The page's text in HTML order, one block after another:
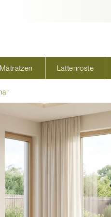
Matratzen Lattenroste